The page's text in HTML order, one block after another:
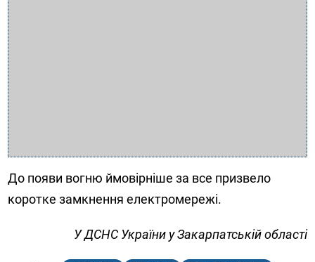
До появи вогню ймовірніше за все призвело
коротке замкнення електромережі.
У ДСНС України у Закарпатській області